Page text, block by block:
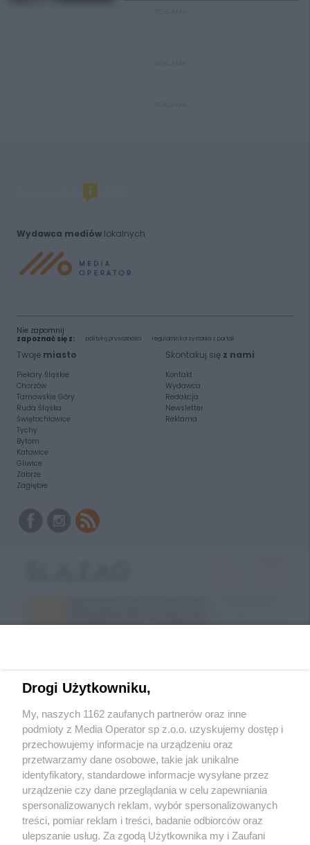
Wydawca mediówlokalnych
Nie zapomnij
zapoznać się z:
polityką prywatności regulamin korzystania z portali
Twoje miasto
Piekary Śląskie
Chorzów
Tarnowskie Góry
Ruda Śląska
Świętochłowice
Tychy
Bytom
Katowice
Gliwice
Zabrze
Zagłębie
Skontakuj się z nami
Kontakt
Wydawca
Redakcja
Newsletter
Reklama
Wróć do strony głównej
ślązag.pl
0%
Drogi Użytkowniku,
My, naszych 1162 zaufanych partnerów oraz inne
podmioty z Media Operator sp z.o.o. uzyskujemy dostęp i
przechowujemy informacje na urządzeniu oraz
przetwarzamy dane osobowe, takie jak unikalne
identyfikatory, standardowe informacje wysyłane przez
urządzenie czy dane przeglądania w celu zapewniania
spersonalizowanych reklam, wybór spersonalizowanych
treści, pomiar reklam i treści, badanie odbiorców oraz
ulepszanie usług. Za zgodą Użytkownika my i Zaufani